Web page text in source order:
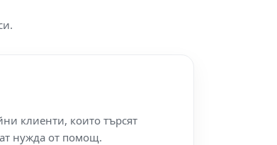
клиенти, които търсят
нужда от помощ.